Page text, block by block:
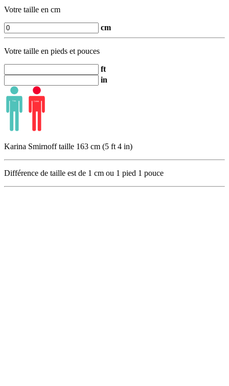
Votre taille en cm
cm
Votre taille en pieds et pouces
ft
in
Karina Smirnoff taille 163 cm (5 ft 4 in)
Différence de taille est de 1 cm ou 1 pied 1 pouce